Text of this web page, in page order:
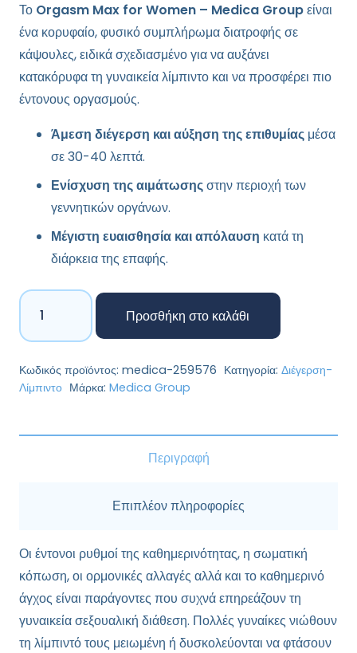
Το Orgasm Max for Women – Medica Groupείναι
ένα κορυφαίο, φυσικό συμπλήρωμα διατροφής σε
κάψουλες, ειδικά σχεδιασμένο για να αυξάνει
κατακόρυφα τη γυναικεία λίμπιντο και να προσφέρει πιο
έντονους οργασμούς.
Άμεση διέγερση και αύξηση της επιθυμίας μέσα
σε 30-40 λεπτά.
Ενίσχυση της αιμάτωσηςστην περιοχή των
γεννητικών οργάνων.
Μέγιστη ευαισθησία και απόλαυση κατά τη
διάρκεια της επαφής.
Orgasm
MAX
for
Women
-
Group
Προσθήκη στο καλάθι
Κωδικός προϊόντος: medica-259576 Κατηγορία: Διέγερση-
Λίμπιντο Μάρκα: Medica Group
Περιγραφή
Επιπλέον πληροφορίες
Οι έντονοι ρυθμοί της καθημερινότητας, η σωματική
κόπωση, οι ορμονικές αλλαγές αλλά και το καθημερινό
άγχος είναι παράγοντες που συχνά επηρεάζουν τη
γυναικεία σεξουαλική διάθεση. Πολλές γυναίκες νιώθουν
τη λίμπιντό τους μειωμένη ή δυσκολεύονται να φτάσουν